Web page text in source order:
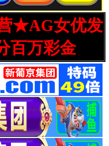
★AG女优发
百万彩金